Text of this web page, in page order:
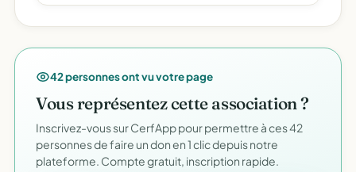
42 personnes ont vu votre page
Vous représentez cette association ?
Inscrivez-vous sur CerfApp pour permettre à ces 42
personnes de faire un don en 1 clic depuis notre
plateforme. Compte gratuit, inscription rapide.